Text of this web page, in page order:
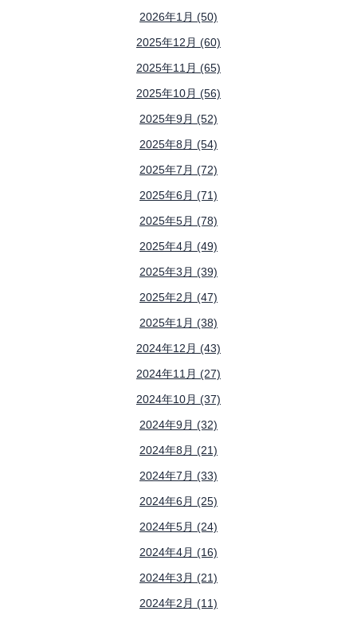
2026年1月 (50)
2025年12月 (60)
2025年11月 (65)
2025年10月 (56)
2025年9月 (52)
2025年8月 (54)
2025年7月 (72)
2025年6月 (71)
2025年5月 (78)
2025年4月 (49)
2025年3月 (39)
2025年2月 (47)
2025年1月 (38)
2024年12月 (43)
2024年11月 (27)
2024年10月 (37)
2024年9月 (32)
2024年8月 (21)
2024年7月 (33)
2024年6月 (25)
2024年5月 (24)
2024年4月 (16)
2024年3月 (21)
2024年2月 (11)